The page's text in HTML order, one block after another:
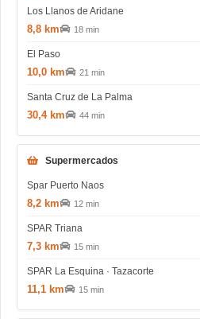
Los Llanos de Aridane
8,8 km 18 min
El Paso
10,0 km 21 min
Santa Cruz de La Palma
30,4 km 44 min
Supermercados
Spar Puerto Naos
8,2 km 12 min
SPAR Triana
7,3 km 15 min
SPAR La Esquina · Tazacorte
11,1 km 15 min